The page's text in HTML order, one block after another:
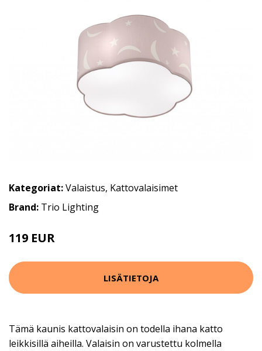
Kategoriat:Valaistus, Kattovalaisimet
Brand: Trio Lighting
119 EUR
LISÄTIETOJA
Tämä kaunis kattovalaisin on todella ihana katto
leikkisillä aiheilla. Valaisin on varustettu kolmella